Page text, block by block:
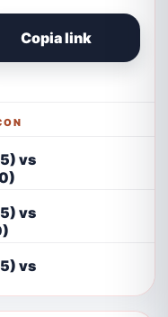
Copia link
vs
vs
vs